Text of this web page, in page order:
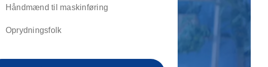
Reparation af tagrende
Udflytnings rengøring
Håndmænd til maskinføring
Oprydningsfolk